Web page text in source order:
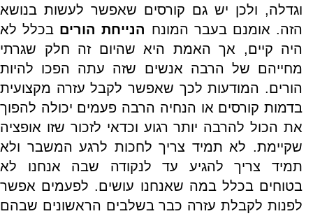
וגדלה, ולכן יש גם קורסים שאפשר לעשות בנושא
הזה. אומנם בעבר המונח הנייחת הורים בכלל לא
היה קיים, אך האמת היא שהיום זה חלק שגרתי
מחייהם של הרבה אנשים שזה עתה הפכו להיות
הורים. המודעות לכך שאפשר לקבל עזרה מקצועית
בדמות קורסים או הנחיה הרבה פעמים יכולה להפוך
את הכול להרבה יותר רגוע וכדאי לזכור שזו אופציה
שקיימת. לא תמיד צריך לחכות לרגע המשבר ולא
תמיד צריך להגיע עד לנקודה שבה אנחנו לא
בטוחים בכלל במה שאנחנו עושים. לפעמים אפשר
לפנות לקבלת עזרה כבר בשלבים הראשונים שבהם